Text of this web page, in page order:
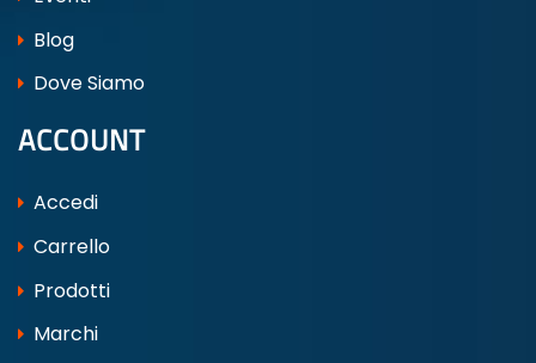
Blog
Dove Siamo
ACCOUNT
Accedi
Carrello
Prodotti
Marchi